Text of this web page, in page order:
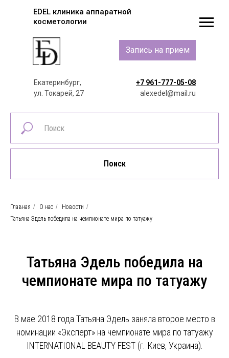
Екатеринбург,
ул. Токарей, 27
+7 961-777-05-08
alexedel@mail.ru
Запись на прием
EDEL клиника аппаратной
косметологии
Поиск
Главная / О нас / Новости /
Татьяна Эдель победила на чемпионате мира по татуажу
Татьяна Эдель победила на
чемпионате мира по татуажу
В мае 2018 года Татьяна Эдель заняла второе место в
номинации «Эксперт» на чемпионате мира по татуажу
INTERNATIONAL BEAUTY FEST (г. Киев, Украина).